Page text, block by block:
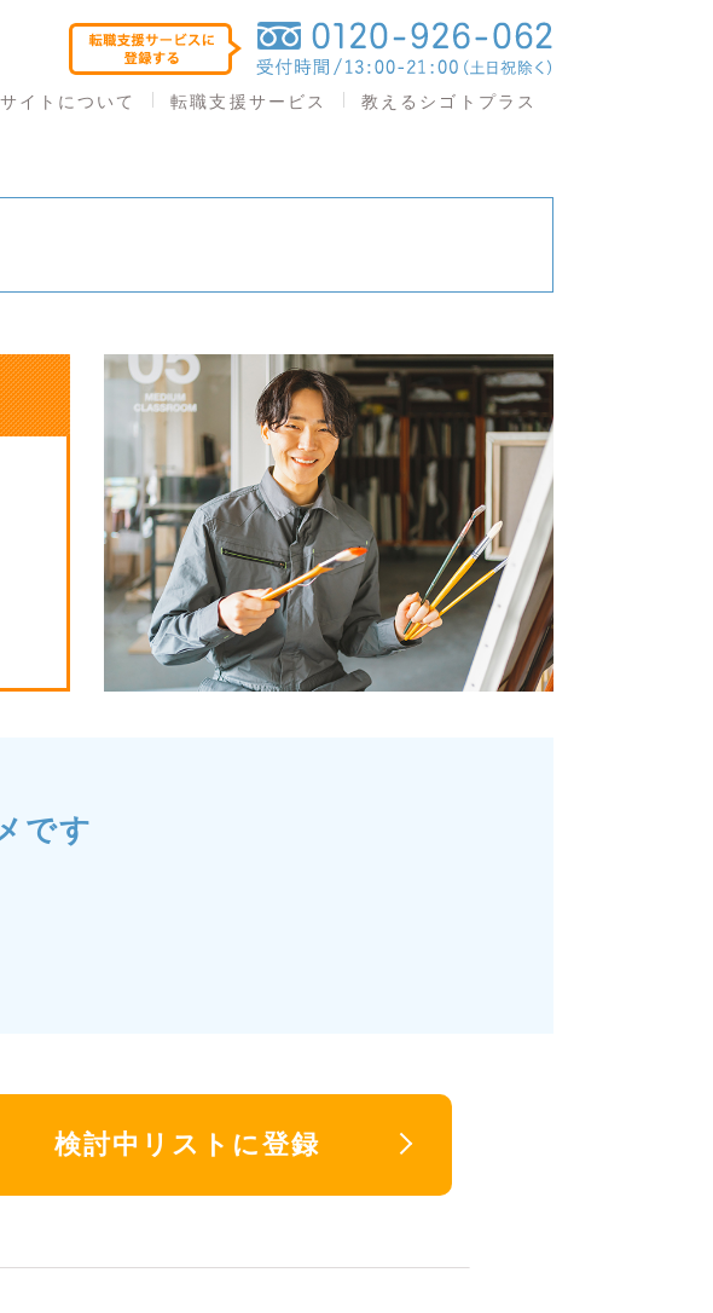
イトについて 転職支援サービス 教えるシゴトプラス
です
検討中リストに登録